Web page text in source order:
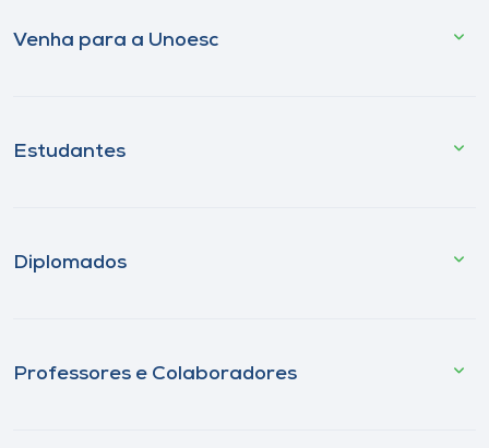
Venha para a Unoesc
Estudantes
Diplomados
Professores e Colaboradores